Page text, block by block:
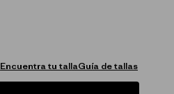
Encuentra tu tallaGuía de tallas